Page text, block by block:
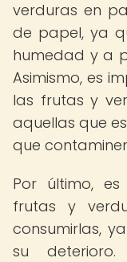
verduras en
de papel, ya
humedad y a
Asimismo, es
las frutas y
aquellas que
que
Por último,
frutas y
consumirlas,
su